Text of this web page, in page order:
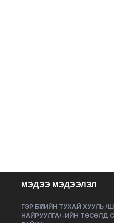
МЭДЭЭ МЭДЭЭЛЭЛ
ГЭР БҮЛИЙН ТУХАЙ ХУУЛЬ
НАЙРУУЛГА/-ИЙН ТӨСӨЛД